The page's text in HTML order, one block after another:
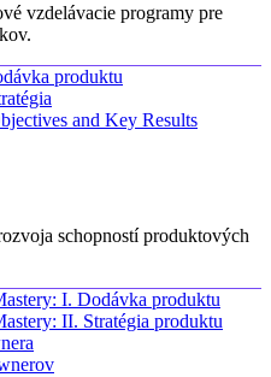
vzdelávacie programy pre
produktu
and Key Results
schopností produktových
I. Dodávka produktu
II. Stratégia produktu